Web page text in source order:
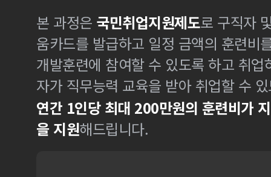
본 과정은 국민취업지원제도로 구직자
움카드를 발급하고 일정 금액의 훈련비
개발훈련에 참여할 수 있도록 하고 취
자가 직무능력 교육을 받아 취업할 수
연간 1인당 최대 200만원의 훈련비가
을 지원해드립니다.